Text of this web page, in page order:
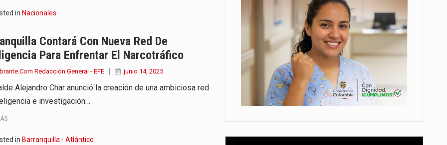
in Nacionales
Contará Con Nueva Red De
Para Enfrentar El Narcotráfico
Redacción General - EFE junio 14, 2025
Alejandro Char anunció la creación de una ambiciosa red
e investigación…
in Barranquilla - Atlántico